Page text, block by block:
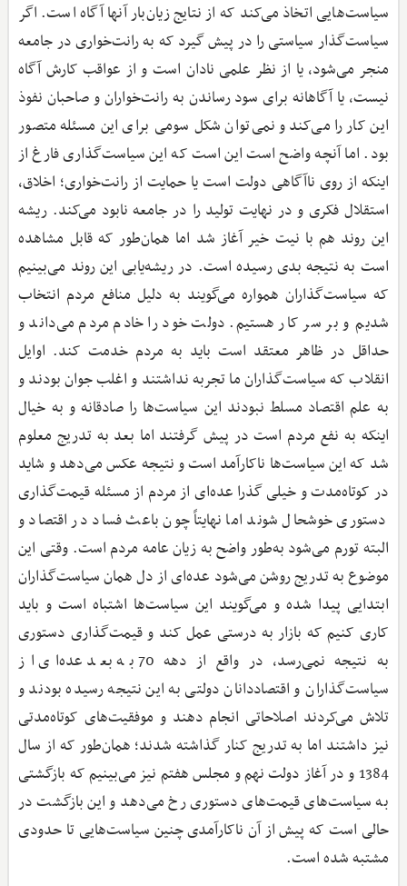
سیاست‌هایی اتخاذ می‌کند که از نتایج زیان‌بار آنها آگاه است. اگر
سیاست‌گذار سیاستی را در پیش گیرد که به رانت‌خواری در جامعه
منجر می‌شود، یا از نظر علمی نادان است و از عواقب کارش آگاه
نیست، یا آگاهانه برای سود رساندن به رانت‌خواران و صاحبان نفوذ
این کار را می‌کند و نمی‌توان شکل سومی برای این مسئله متصور
بود. اما آنچه واضح است این است که این سیاست‌گذاری فارغ از
اینکه از روی ناآگاهی دولت است یا حمایت از رانت‌خواری؛ اخلاق،
استقلال فکری و در نهایت تولید را در جامعه نابود می‌کند. ریشه
این روند هم با نیت خیر آغاز شد اما همان‌طور که قابل مشاهده
است به نتیجه بدی رسیده است. در ریشه‌یابی این روند می‌بینیم
که سیاست‌گذاران همواره می‌گویند به دلیل منافع مردم انتخاب
شدیم و بر سر کار هستیم. دولت خود را خادم مردم می‌داند و
حداقل در ظاهر معتقد است باید به مردم خدمت کند. اوایل
انقلاب که سیاست‌گذاران ما تجربه نداشتند و اغلب جوان بودند و
به علم اقتصاد مسلط نبودند این سیاست‌ها را صادقانه و به خیال
اینکه به نفع مردم است در پیش گرفتند اما بعد به تدریج معلوم
شد که این سیاست‌ها ناکارآمد است و نتیجه عکس می‌دهد و شاید
در کوتاه‌مدت و خیلی گذرا عده‌ای از مردم از مسئله قیمت‌گذاری
دستوری خوشحال شوند اما نهایتاً چون باعث فساد در اقتصاد و
البته تورم می‌شود به‌طور واضح به زیان عامه مردم است. وقتی این
موضوع به تدریج روشن می‌شود عده‌ای از دل همان سیاست‌گذاران
ابتدایی پیدا شده و می‌گویند این سیاست‌ها اشتباه است و باید
کاری کنیم که بازار به درستی عمل کند و قیمت‌گذاری دستوری
به نتیجه نمی‌رسد، در واقع از دهه 70 به بعد عده‌ای از
سیاست‌گذاران و اقتصاددانان دولتی به این نتیجه رسیده بودند و
تلاش می‌کردند اصلاحاتی انجام دهند و موفقیت‌های کوتاه‌مدتی
نیز داشتند اما به تدریج کنار گذاشته شدند؛ همان‌طور که از سال
1384 و در آغاز دولت نهم و مجلس هفتم نیز می‌بینیم که بازگشتی
به سیاست‌های قیمت‌های دستوری رخ می‌دهد و این بازگشت در
حالی است که پیش از آن ناکارآمدی چنین سیاست‌هایی تا حدودی
مشتبه شده است.